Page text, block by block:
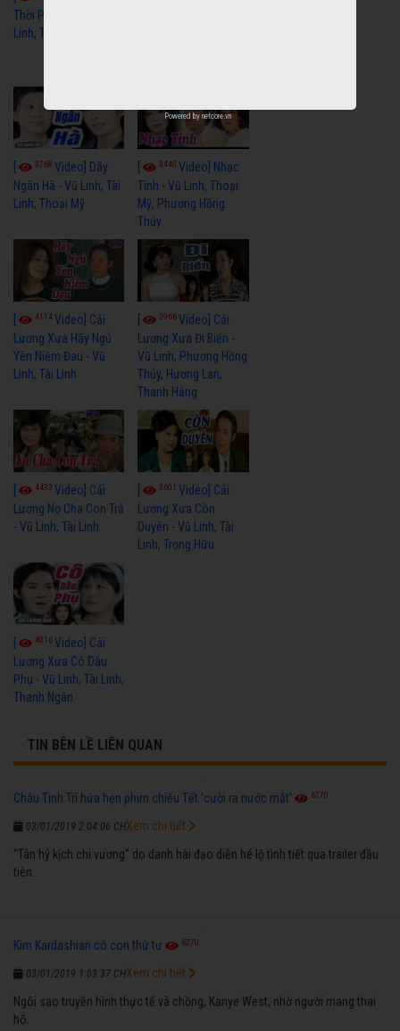
Thời Phóng Đãng - Vũ
Linh, Tài Linh, Chí Linh
3768 Video] Dãy
Ngân Hà - Vũ Linh, Tài
Linh, Thoại Mỹ
3440Video] Nhạc
Tình - Vũ Linh, Thoại
Mỹ, Phương Hồng
Thủy
4114Video] Cải
Lương Xưa Hãy Ngủ
Yên Niềm Đau - Vũ
Linh, Tài Linh
3966Video] Cải
Lương Xưa Đi Biển -
Vũ Linh, Phương Hồng
Thủy, Hương Lan,
Thanh Hằng
4433 Video] Cải
Lương Nợ Cha Con Trả
- Vũ Linh, Tài Linh
3601Video] Cải
Lương Xưa Còn
Duyên - Vũ Linh, Tài
Linh, Trọng Hữu
[ 4016Video] Cải
Lương Xưa Cô Dâu
Phụ - Vũ Linh, Tài Linh,
Thanh Ngân
TIN BÊN LỀ LIÊN QUAN
Châu Tinh Trì hứa hẹn phim chiếu Tết 'cười ra nước mắt' 6770
03/01/2019 2:04:06 CH
"Tân hỷ kịch chi vương" do danh hài đạo diễn hé lộ tình tiết qua trailer đầu
tiên.
Xem chi tiết
Kim Kardashian có con thứ tư 6270
03/01/2019 1:03:37 CH
Ngôi sao truyền hình thực tế và chồng, Kanye West, nhờ người mang thai
hộ.
Xem chi tiết
Powered by netcore.vn